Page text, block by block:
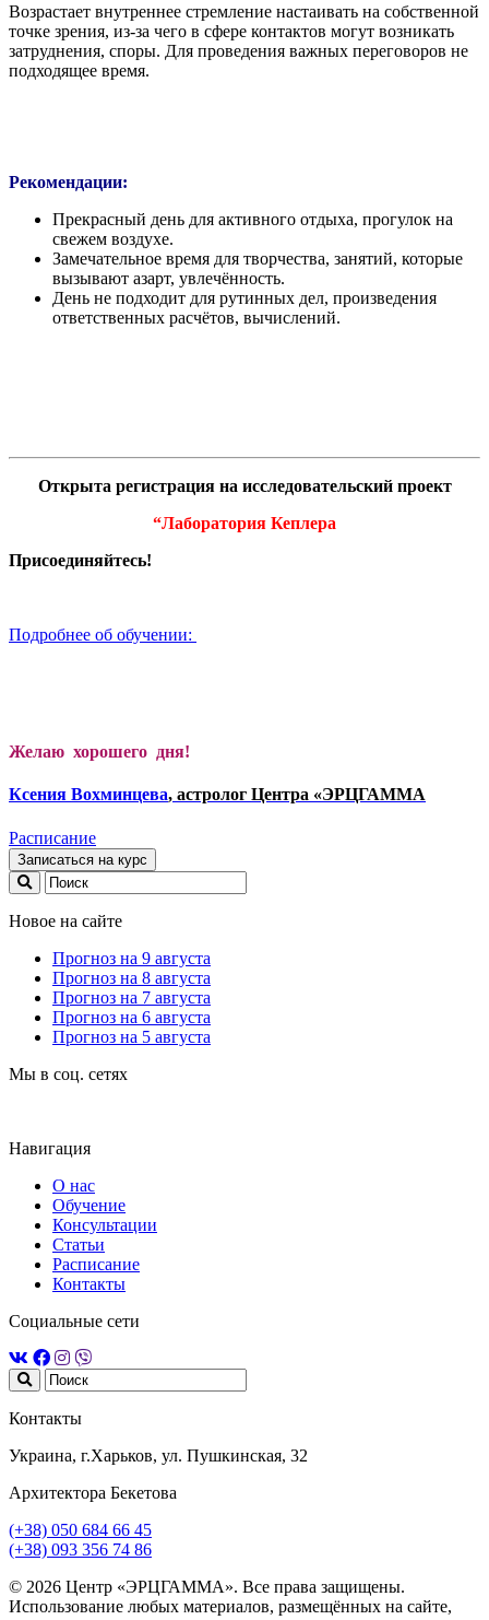
Возрастает внутреннее стремление настаивать на собственной
точке зрения, из-за чего в сфере контактов могут возникать
затруднения, споры. Для проведения важных переговоров не
подходящее время.
Рекомендации:
Прекрасный день для активного отдыха, прогулок на
свежем воздухе.
Замечательное время для творчества, занятий, которые
вызывают азарт, увлечённость.
День не подходит для рутинных дел, произведения
ответственных расчётов, вычислений.
Открыта регистрация на исследовательский проект
“Лаборатория Кеплера
Присоединяйтесь!
Подробнее об обучении:
Желаю хорошего дня!
Ксения Вохминцева, астролог Центра «ЭРЦГАММА
Расписание
Записаться на курс
Новое на сайте
Прогноз на 9 августа
Прогноз на 8 августа
Прогноз на 7 августа
Прогноз на 6 августа
Прогноз на 5 августа
Мы в соц. сетях
Навигация
О нас
Обучение
Консультации
Статьи
Расписание
Контакты
Социальные сети
Контакты
Украина, г.Харьков, ул. Пушкинская, 32
Архитектора Бекетова
(+38) 050 684 66 45
(+38) 093 356 74 86
© 2026 Центр «ЭРЦГАММА». Все права защищены.
Использование любых материалов, размещённых на сайте,